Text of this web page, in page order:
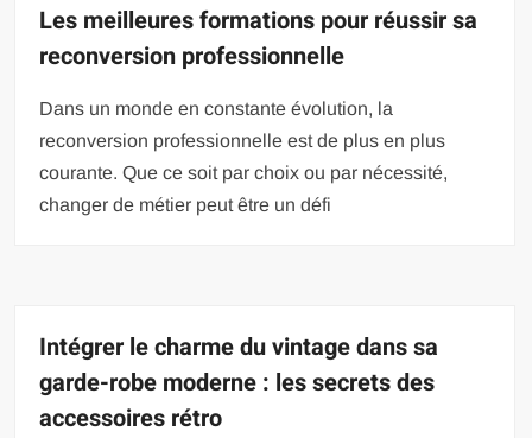
Les meilleures formations pour réussir sa
reconversion professionnelle
Dans un monde en constante évolution, la
reconversion professionnelle est de plus en plus
courante. Que ce soit par choix ou par nécessité,
changer de métier peut être un défi
Intégrer le charme du vintage dans sa
garde-robe moderne : les secrets des
accessoires rétro